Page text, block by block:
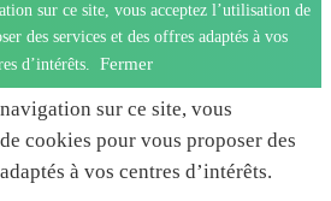
Accueil
Les balades
Les espèces
sur ce site, vous acceptez l’utilisation de
des services et des offres adaptés à vos
d’intérêts.
Fermer
sur ce site, vous
cookies pour vous proposer des
à vos centres d’intérêts.